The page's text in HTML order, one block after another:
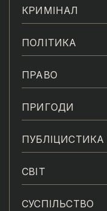
КРИМІНАЛ
ПОЛІТИКА
ПРАВО
ПРИГОДИ
ПУБЛІЦИСТИКА
СВІТ
СУСПІЛЬСТВО